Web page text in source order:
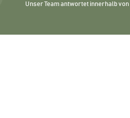
Unser Team antwortet innerhalb von